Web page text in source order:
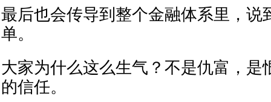
最后也会传导到整个金融体系里，说
单。
大家为什么这么生气？不是仇富，是
的信任。